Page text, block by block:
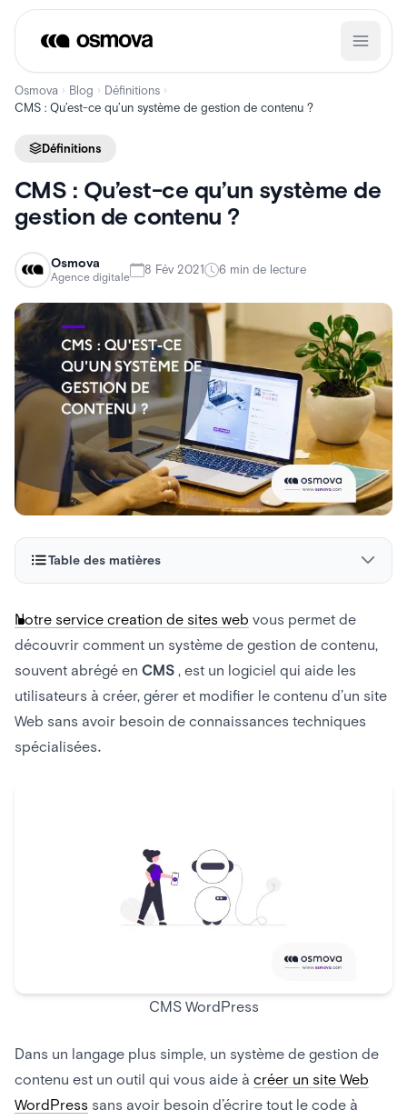
Aller
contenu
Osmova › Blog › Définitions ›
CMS : Qu’est-ce qu’un système de gestion de contenu ?
Définitions
CMS : Qu’est-ce qu’un système de
gestion de contenu ?
Osmova
Agence digitale
8 Fév 2021 6 min de lecture
Table des matières
CMS )?
Quels sont des exemples de systèmes de gestion de
contenu populaires ?
Quelle est la meilleure plateforme CMS ?
Notre service creation de sites web vous permet de
découvrir comment un système de gestion de contenu,
souvent abrégé en CMS , est un logiciel qui aide les
utilisateurs à créer, gérer et modifier le contenu d’un site
Web sans avoir besoin de connaissances techniques
spécialisées.
CMS WordPress
Dans un langage plus simple, un système de gestion de
contenu est un outil qui vous aide à créer un site Web
WordPress sans avoir besoin d’écrire tout le code à